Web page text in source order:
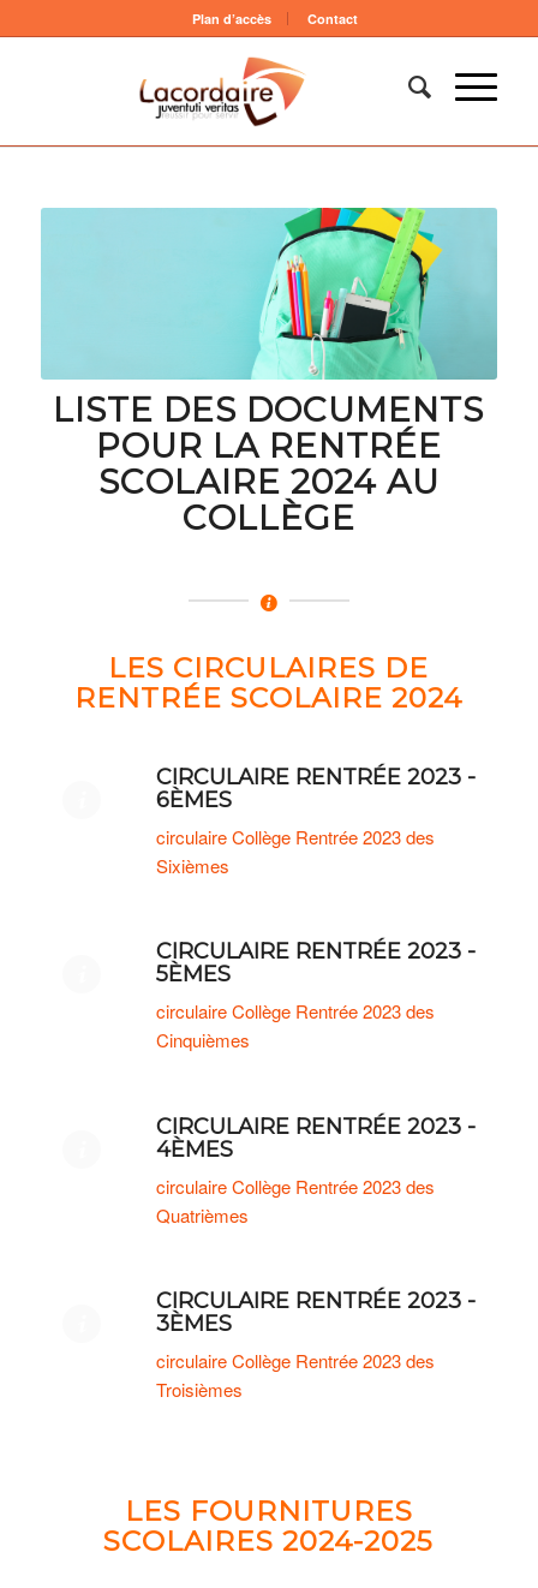
Plan d’accès Contact
LISTE DES DOCUMENTS
POUR LA RENTRÉE
SCOLAIRE 2024 AU
COLLÈGE
LES CIRCULAIRES DE
RENTRÉE SCOLAIRE 2024
CIRCULAIRE RENTRÉE 2023 -
6ÈMES
circulaire Collège Rentrée 2023 des
Sixièmes
CIRCULAIRE RENTRÉE 2023 -
5ÈMES
circulaire Collège Rentrée 2023 des
Cinquièmes
CIRCULAIRE RENTRÉE 2023 -
4ÈMES
circulaire Collège Rentrée 2023 des
Quatrièmes
CIRCULAIRE RENTRÉE 2023 -
3ÈMES
circulaire Collège Rentrée 2023 des
Troisièmes
LES FOURNITURES
SCOLAIRES 2024-2025